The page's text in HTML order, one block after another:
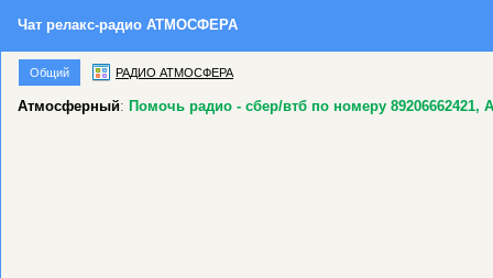
Чат релакс-радио АТМОСФЕРА
Общий РАДИО АТМОСФЕРА
Атмосферный: Помочь радио - сбер/втб по номеру